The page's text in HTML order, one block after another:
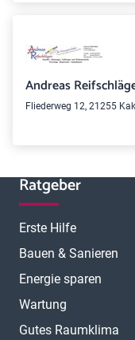
Andreas
Fliederweg 12, 21255
Ratgeber
Erste Hilfe
Bauen & Sanieren
Energie sparen
Wartung
Gutes Raumklima